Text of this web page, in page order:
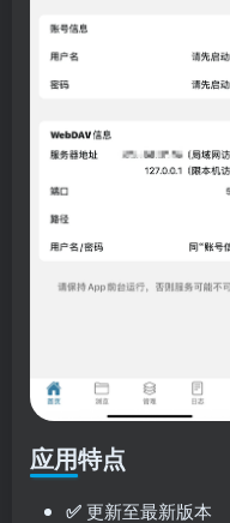
应用特点
✅更新至最新版本